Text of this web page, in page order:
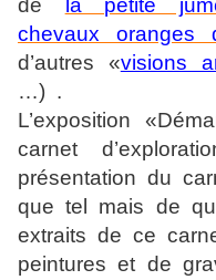
de
la petite
chevaux oranges
d’autres «visions
…) .
L’exposition
carnet
présentation du
que tel mais de
extraits de ce
peintures et de